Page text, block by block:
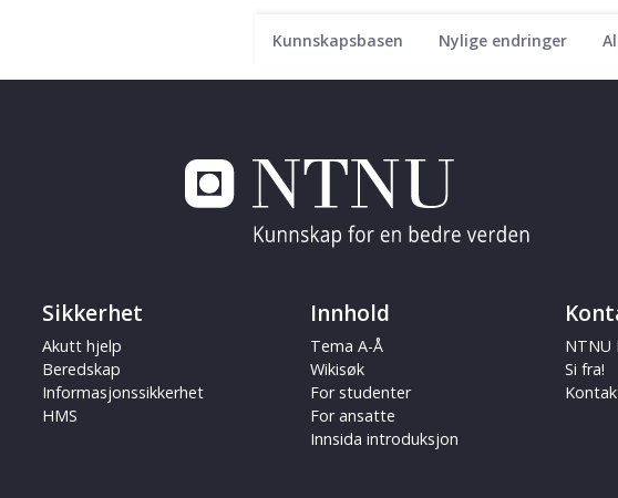
Kunnskapsbasen Nylige endringer
Sikkerhet
Akutt hjelp
Beredskap
Informasjonssikkerhet
HMS
Innhold
Tema A-Å
Wikisøk
For studenter
For ansatte
Innsida introduksjon
NTNU
Si fra!